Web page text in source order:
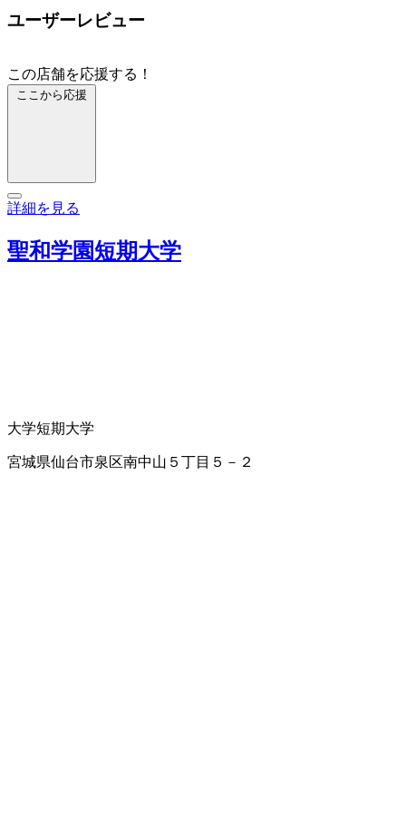
ユーザーレビュー
この店舗を応援する！
ここから応援
詳細を見る
聖和学園短期大学
大学短期大学
宮城県仙台市泉区南中山５丁目５－２